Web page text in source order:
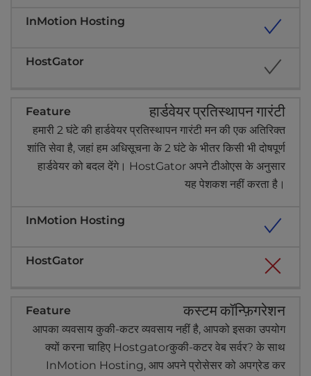
हार्डवेयर प्रतिस्थापन गारंटी
हमारी 2 घंटे की हार्डवेयर प्रतिस्थापन गारंटी मन की एक अतिरिक्त
शांति सेवा है, जहां हम अधिसूचना के 2 घंटे के भीतर किसी भी दोषपूर्ण
हार्डवेयर को बदल देंगे। HostGator अपने टीओएस के अनुसार
यह पेशकश नहीं करता है।
कस्टम कॉन्फ़िगरेशन
आपका व्यवसाय कुकी-कटर व्यवसाय नहीं है, आपको इसका उपयोग
क्यों करना चाहिए Hostgatorकुकी-कटर वेब सर्वर? के साथ
InMotion Hosting, आप अपने प्रोसेसर को अपग्रेड कर